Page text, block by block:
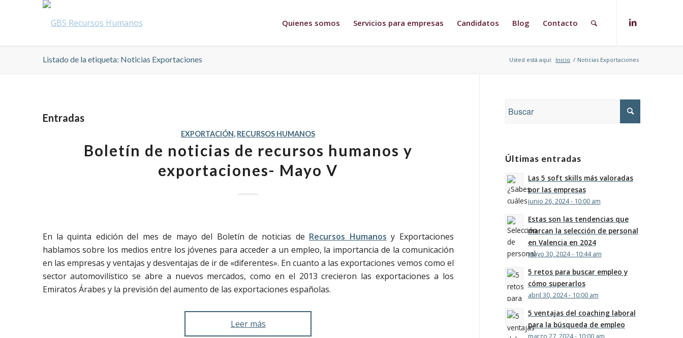
Quienes somos Servicios para empresas Candidatos Blog Contacto
Listado de la etiqueta: Noticias Exportaciones Usted está aquí: Inicio / Noticias Exportaciones
Entradas
EXPORTACIÓN, RECURSOS HUMANOS
Boletín de noticias de recursos humanos y
exportaciones- Mayo V
En la quinta edición del mes de mayo del Boletín de noticias de Recursos Humanos y Exportaciones
hablamos sobre los medios entre los jóvenes para acceder a un empleo, la importancia de la comunicación
en las empresas y ventajas y desventajas de ir de «diferentes». En cuanto a las exportaciones vemos como el
sector automovilístico se abre a nuevos mercados, como en el 2013 crecieron las exportaciones a los
Emiratos Árabes y la previsión del aumento de las exportaciones españolas.
Leer más
Últimas entradas
Las 5 soft skills más valoradas
por las empresas
junio 26, 2024 - 10:00 am
Estas son las tendencias que
marcan la selección de personal
en Valencia en 2024
mayo 30, 2024 - 10:44 am
5 retos para buscar empleo y
cómo superarlos
abril 30, 2024 - 10:00 am
5 ventajas del coaching laboral
para la búsqueda de empleo
marzo 27, 2024 - 10:00 am